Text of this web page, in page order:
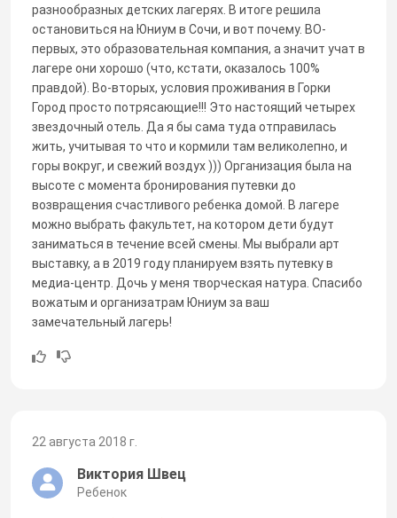
разнообразных детских лагерях. В итоге решила
остановиться на Юниум в Сочи, и вот почему. ВО-
первых, это образовательная компания, а значит учат в
лагере они хорошо (что, кстати, оказалось 100%
правдой). Во-вторых, условия проживания в Горки
Город просто потрясающие!!! Это настоящий четырех
звездочный отель. Да я бы сама туда отправилась
жить, учитывая то что и кормили там великолепно, и
горы вокруг, и свежий воздух ))) Организация была на
высоте с момента бронирования путевки до
возвращения счастливого ребенка домой. В лагере
можно выбрать факультет, на котором дети будут
заниматься в течение всей смены. Мы выбрали арт
выставку, а в 2019 году планируем взять путевку в
медиа-центр. Дочь у меня творческая натура. Спасибо
вожатым и организатрам Юниум за ваш
замечательный лагерь!
22 августа 2018 г.
Виктория Швец
Ребенок